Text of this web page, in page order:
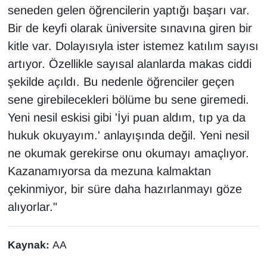
seneden gelen öğrencilerin yaptığı başarı var.
Bir de keyfi olarak üniversite sınavına giren bir
kitle var. Dolayısıyla ister istemez katılım sayısı
artıyor. Özellikle sayısal alanlarda makas ciddi
şekilde açıldı. Bu nedenle öğrenciler geçen
sene girebilecekleri bölüme bu sene giremedi.
Yeni nesil eskisi gibi 'İyi puan aldım, tıp ya da
hukuk okuyayım.' anlayışında değil. Yeni nesil
ne okumak gerekirse onu okumayı amaçlıyor.
Kazanamıyorsa da mezuna kalmaktan
çekinmiyor, bir süre daha hazırlanmayı göze
alıyorlar."
Kaynak: AA